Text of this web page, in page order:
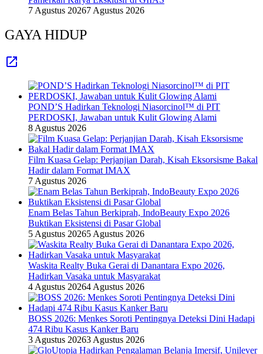
7 Agustus 20267 Agustus 2026
GAYA HIDUP
POND’S Hadirkan Teknologi Niasorcinol™ di PIT
PERDOSKI, Jawaban untuk Kulit Glowing Alami
8 Agustus 2026
Film Kuasa Gelap: Perjanjian Darah, Kisah Eksorsisme Bakal
Hadir dalam Format IMAX
7 Agustus 2026
Enam Belas Tahun Berkiprah, IndoBeauty Expo 2026
Buktikan Eksistensi di Pasar Global
5 Agustus 20265 Agustus 2026
Waskita Realty Buka Gerai di Danantara Expo 2026,
Hadirkan Vasaka untuk Masyarakat
4 Agustus 20264 Agustus 2026
BOSS 2026: Menkes Soroti Pentingnya Deteksi Dini Hadapi
474 Ribu Kasus Kanker Baru
3 Agustus 20263 Agustus 2026